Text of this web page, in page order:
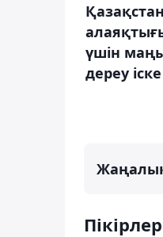
үшін
дереу
Пікірлер